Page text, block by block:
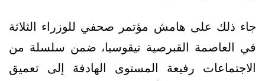
جاء ذلك على هامش مؤتمر صحفي للوزراء الثلاثة
في العاصمة القبرصية نيقوسيا، ضمن سلسلة من
الاجتماعات رفيعة المستوى الهادفة إلى تعميق